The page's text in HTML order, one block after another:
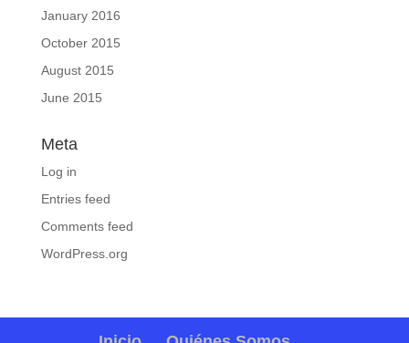
January 2016
October 2015
August 2015
June 2015
Meta
Log in
Entries feed
Comments feed
WordPress.org